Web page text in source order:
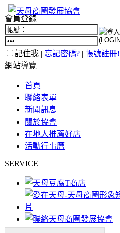
會員登錄
記住我 | 忘記密碼? | 帳號註冊!
網站導覽
首頁
聯絡表單
新聞訊息
關於協會
在地人推薦好店
活動行事曆
SERVICE